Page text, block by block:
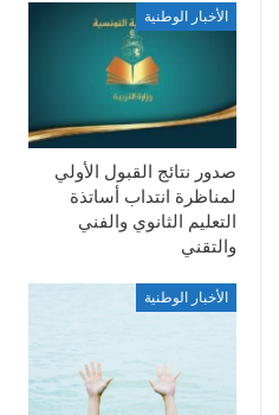
الأخبار الوطنية
صدور نتائج القبول الأولي
لمناظرة انتداب أساتذة
التعليم الثانوي والفني
والتقني
الأخبار الوطنية